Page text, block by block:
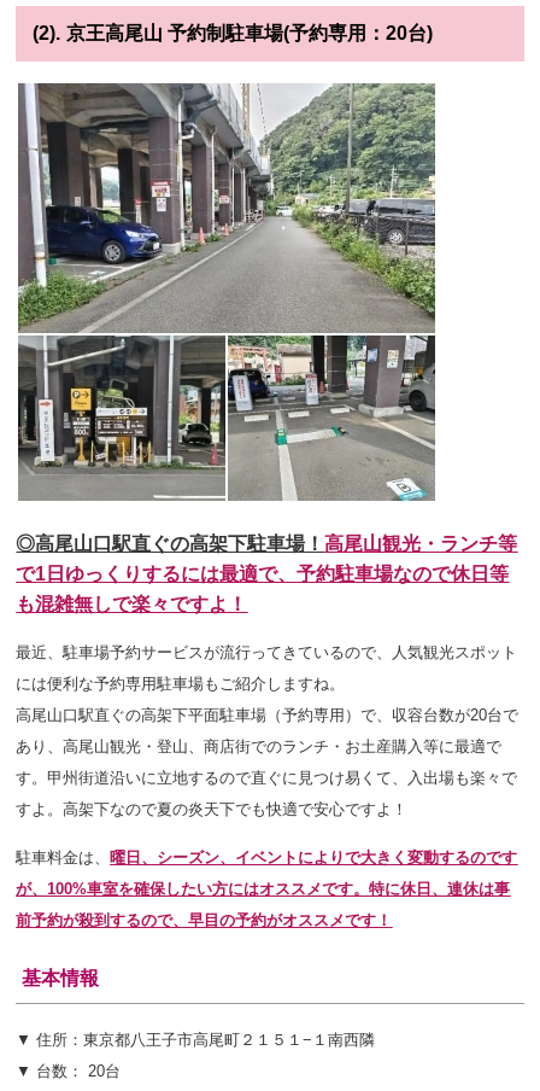
(2). 京王高尾山 予約制駐車場(予約専用：20台)
◎高尾山口駅直ぐの高架下駐車場！高尾山観光・ランチ等
で1日ゆっくりするには最適で、予約駐車場なので休日等
も混雑無しで楽々ですよ！
最近、駐車場予約サービスが流行ってきているので、人気観光スポット
には便利な予約専用駐車場もご紹介しますね。
高尾山口駅直ぐの高架下平面駐車場（予約専用）で、収容台数が20台で
あり、高尾山観光・登山、商店街でのランチ・お土産購入等に最適で
す。甲州街道沿いに立地するので直ぐに見つけ易くて、入出場も楽々で
すよ。高架下なので夏の炎天下でも快適で安心ですよ！
駐車料金は、 曜日、シーズン、イベントによりで大きく変動するのです
が、100%車室を確保したい方にはオススメです。特に休日、連休は事
前予約が殺到するので、早目の予約がオススメです！
基本情報
▼ 住所：東京都八王子市高尾町２１５１−１南西隣
▼ 台数： 20台